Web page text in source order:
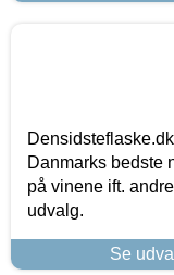
Danmarks bedste
på vinene ift.
udvalg.
Se